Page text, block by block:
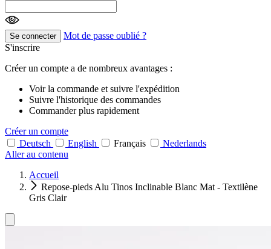
Se connecter
Mot de passe oublié ?
S'inscrire
Créer un compte a de nombreux avantages :
Voir la commande et suivre l'expédition
Suivre l'historique des commandes
Commander plus rapidement
Créer un compte
Deutsch
English Français
Nederlands
Aller au contenu
Accueil
Repose-pieds Alu Tinos Inclinable Blanc Mat - Textilène
Gris Clair